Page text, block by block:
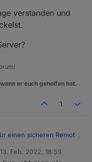
verstanden und
er euch geholfen hat.
1
einen sicheren Remote-
13. Feb. 2022, 18:59
von